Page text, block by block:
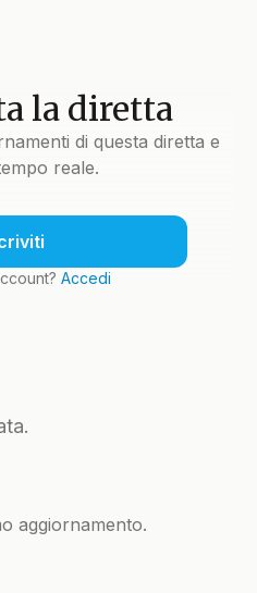
la diretta
di questa diretta e
reale.
Accedi
aggiornamento.